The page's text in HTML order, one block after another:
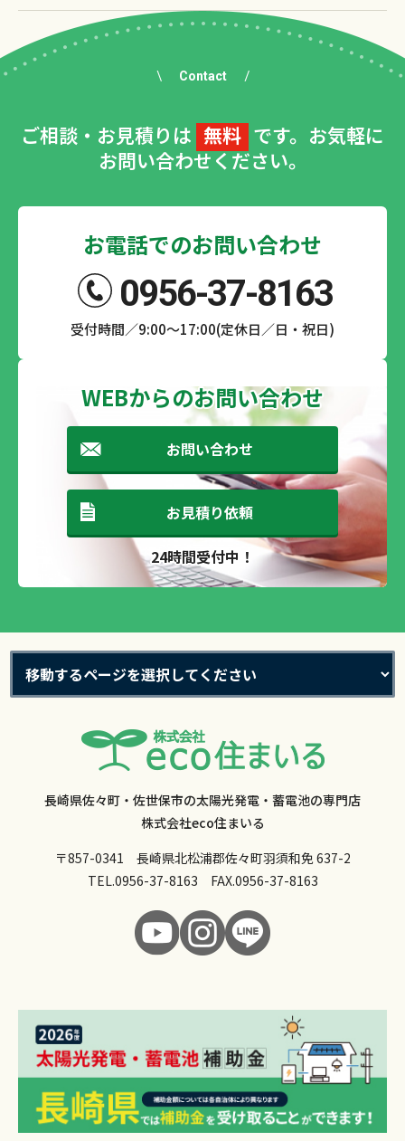
Contact
ご相談・お見積りは 無料 です。お気軽に
お問い合わせください。
お電話でのお問い合わせ
0956-37-8163
受付時間／9:00～17:00(定休日／日・祝日)
WEBからのお問い合わせ
お問い合わせ
お見積り依頼
24時間受付中！
長崎県佐々町・佐世保市の太陽光発電・蓄電池の専門店
株式会社eco住まいる
〒857-0341 長崎県北松浦郡佐々町羽須和免 637-2
TEL.0956-37-8163 FAX.0956-37-8163